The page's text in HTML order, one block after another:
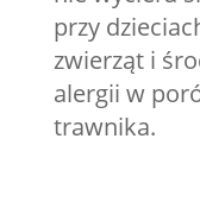
przy
zwierząt i
alergii w
trawnika.